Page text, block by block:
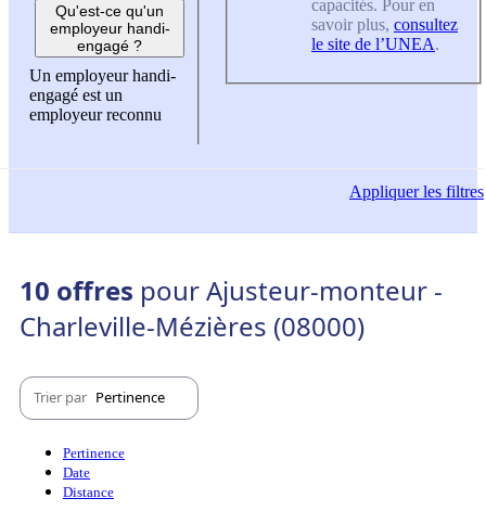
Qu'est-ce qu'un
employeur handi-
engagé ?
Un employeur handi-
engagé est un
employeur reconnu
capacités. Pour en
savoir plus, consultez
le site de l’UNEA.
Appliquerles filtres
10 offres pour Ajusteur-monteur -
Charleville-Mézières (08000)
Trier par Pertinence
Pertinence
Date
Distance